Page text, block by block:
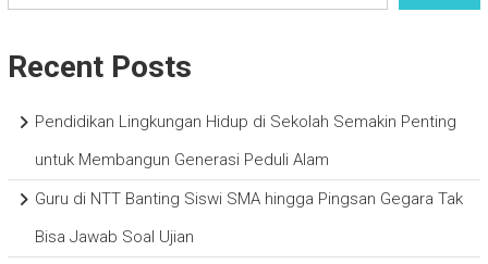
Recent Posts
Pendidikan Lingkungan Hidup di Sekolah Semakin Penting
untuk Membangun Generasi Peduli Alam
Guru di NTT Banting Siswi SMA hingga Pingsan Gegara Tak
Bisa Jawab Soal Ujian